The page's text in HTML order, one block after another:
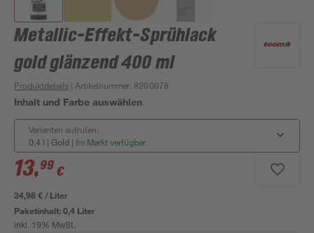
Metallic-Effekt-Sprühlack
gold glänzend 400 ml
Produktdetails | Artikelnummer: 8200078
Inhalt und Farbe auswählen
Varianten aufrufen:
0,4 l | Gold | Im Markt verfügbar
13,99 €
34,98 € / Liter
Paketinhalt:0,4 Liter
inkl. 19% MwSt.